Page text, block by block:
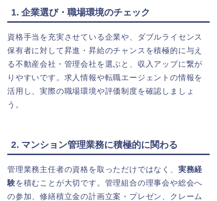
1. 企業選び・職場環境のチェック
資格手当を充実させている企業や、ダブルライセンス
保有者に対して昇進・昇給のチャンスを積極的に与え
る不動産会社・管理会社を選ぶと、収入アップに繋が
りやすいです。求人情報や転職エージェントの情報を
活用し、実際の職場環境や評価制度を確認しましょ
う。
2. マンション管理業務に積極的に関わる
管理業務主任者の資格を取っただけではなく、 実務経
験を積むことが大切です。管理組合の理事会や総会へ
の参加、修繕積立金の計画立案・プレゼン、クレーム